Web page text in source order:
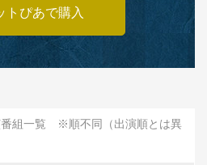
トぴあで購入
番組一覧 ※順不同（出演順とは異